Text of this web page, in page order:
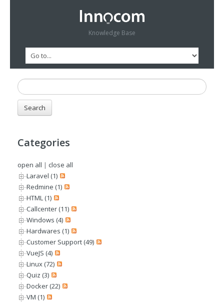
Knowledge Base
Categories
open all | close all
Laravel (1)
Redmine (1)
HTML (1)
Callcenter (11)
Windows (4)
Hardwares (1)
Customer Support (49)
VueJS (4)
Linux (72)
Quiz (3)
Docker (22)
VM (1)